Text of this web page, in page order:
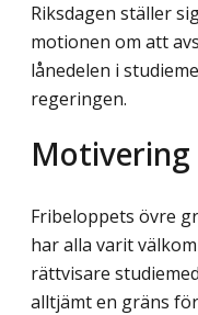
Riksdagen ställer
motionen om att
lånedelen i
regeringen.
Motivering
Fribeloppets övre
har alla varit
rättvisare
alltjämt en gräns